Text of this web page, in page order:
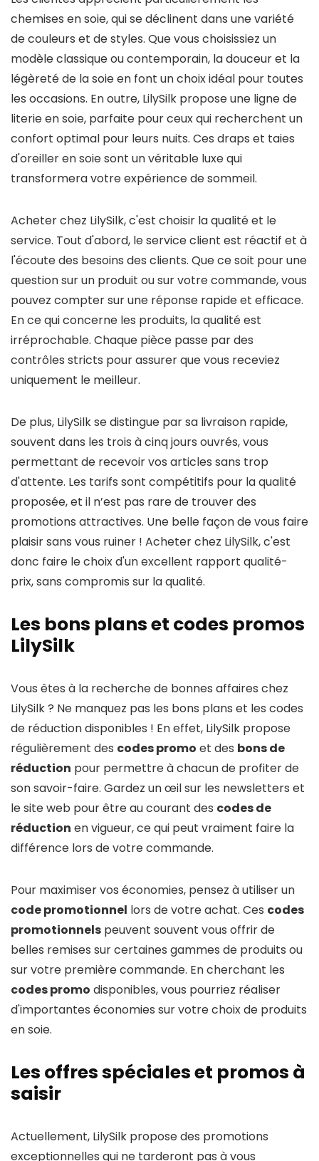
chemises en soie, qui se déclinent dans une variété
de couleurs et de styles. Que vous choisissiez un
modèle classique ou contemporain, la douceur et la
légèreté de la soie en font un choix idéal pour toutes
les occasions. En outre, LilySilk propose une ligne de
literie en soie, parfaite pour ceux qui recherchent un
confort optimal pour leurs nuits. Ces draps et taies
d'oreiller en soie sont un véritable luxe qui
transformera votre expérience de sommeil.
Acheter chez LilySilk, c'est choisir la qualité et le
service. Tout d'abord, le service client est réactif et à
l'écoute des besoins des clients. Que ce soit pour une
question sur un produit ou sur votre commande, vous
pouvez compter sur une réponse rapide et efficace.
En ce qui concerne les produits, la qualité est
irréprochable. Chaque pièce passe par des
contrôles stricts pour assurer que vous receviez
uniquement le meilleur.
De plus, LilySilk se distingue par sa livraison rapide,
souvent dans les trois à cinq jours ouvrés, vous
permettant de recevoir vos articles sans trop
d'attente. Les tarifs sont compétitifs pour la qualité
proposée, et il n’est pas rare de trouver des
promotions attractives. Une belle façon de vous faire
plaisir sans vous ruiner ! Acheter chez LilySilk, c'est
donc faire le choix d'un excellent rapport qualité-
prix, sans compromis sur la qualité.
Les bons plans et codes promos
LilySilk
Vous êtes à la recherche de bonnes affaires chez
LilySilk ? Ne manquez pas les bons plans et les codes
de réduction disponibles ! En effet, LilySilk propose
régulièrement des codes promo et des bons de
réduction pour permettre à chacun de profiter de
son savoir-faire. Gardez un œil sur les newsletters et
le site web pour être au courant des codes de
réduction en vigueur, ce qui peut vraiment faire la
différence lors de votre commande.
Pour maximiser vos économies, pensez à utiliser un
code promotionnel lors de votre achat. Ces codes
promotionnels peuvent souvent vous offrir de
belles remises sur certaines gammes de produits ou
sur votre première commande. En cherchant les
codes promo disponibles, vous pourriez réaliser
d'importantes économies sur votre choix de produits
en soie.
Les offres spéciales et promos à
saisir
Actuellement, LilySilk propose des promotions
exceptionnelles qui ne tarderont pas à vous